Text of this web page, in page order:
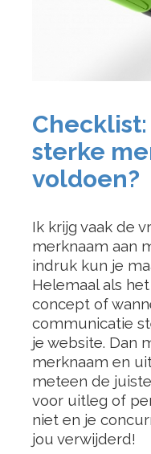
sterke
voldoen?
Ik krijg vaak de
merknaam aan
indruk kun je
Helemaal als
concept of
communicatie
je website. Dan
merknaam en
meteen de
voor uitleg of
niet en je
jou verwijderd!